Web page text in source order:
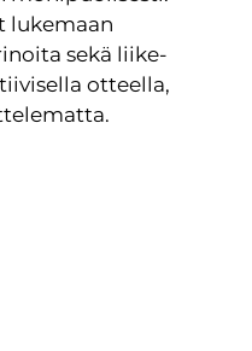
lukemaan
sekä liike-
otteella,